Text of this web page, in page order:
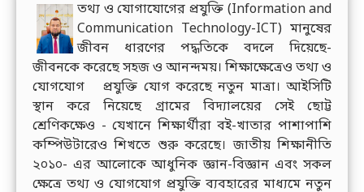
তথ্য ও যোগাযোগের প্রযুক্তি (Information and
Communication Technology-ICT) মানুষের
জীবন ধারণের পদ্ধতিকে বদলে দিয়েছে-
জীবনকে করেছে সহজ ও আনন্দময়। শিক্ষাক্ষেত্রেও তথ্য ও
যোগযোগ প্রযুক্তি যোগ করেছে নতুন মাত্রা। আইসিটি
স্থান করে নিয়েছে গ্রামের বিদ্যালয়ের সেই ছোট্ট
শ্রেণিকক্ষেও - যেখানে শিক্ষার্থীরা বই-খাতার পাশাপাশি
কম্পিউটারেও শিখতে শুরু করেছে। জাতীয় শিক্ষানীতি
২০১০- এর আলোকে আধুনিক জ্ঞান-বিজ্ঞান এবং সকল
ক্ষেত্রে তথ্য ও যোগযোগ প্রযুক্তি ব্যবহারের মাধ্যমে নতুন